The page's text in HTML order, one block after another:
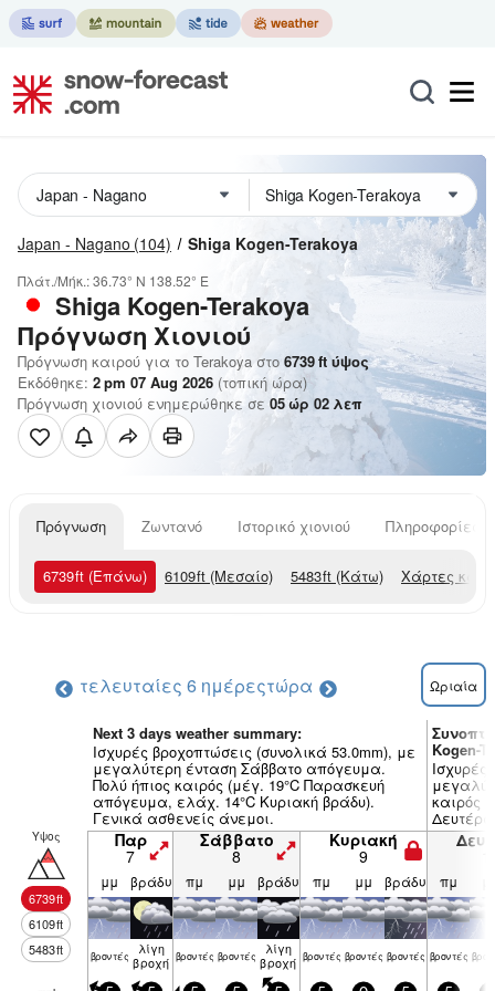
Japan - Nagano (104) Shiga Kogen-Terakoya
Πλάτ./Μήκ.:36.73° N 138.52° E
Shiga Kogen-Terakoya
Πρόγνωση Χιονιού
Πρόγνωση καιρού για το Terakoya στο 6739ft ύψος
Εκδόθηκε: 2 pm 07 Aug 2026 (τοπική ώρα)
Πρόγνωση χιονιού ενημερώθηκε σε 05ώρ 02 λεπ
Πρόγνωση Ζωντανό Ιστορικό χιονιού Πληροφορίες
6739ft (Επάνω) 6109ft (Μεσαίο) 5483ft (Κάτω) Χάρτες
τελευταίες 6 ημέρεςτώρα Ωριαία
Next 3 days weather summary:
Ισχυρές βροχοπτώσεις (συνολικά 53.0mm), με
μεγαλύτερη ένταση Σάββατο απόγευμα.
Πολύ ήπιος καιρός (μέγ. 19°C Παρασκευή
απόγευμα, ελάχ. 14°C Κυριακή βράδυ).
Γενικά ασθενείς άνεμοι.
Kogen-
καιρός
Υψος
6739ft
6109ft
5483ft
Παρ
7
Σάββατο
8
Κυριακή
9
μμ βράδυ πμ μμ βράδυ πμ μμ βράδυ πμ
βρον­τές λίγη
βροχή βρον­τές βρον­τές λίγη
βροχή βρον­τές βρον­τές βρον­τές βρον­τές